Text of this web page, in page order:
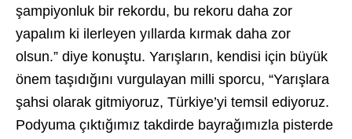
şampiyonluk bir rekordu, bu rekoru daha zor
yapalım ki ilerleyen yıllarda kırmak daha zor
olsun.” diye konuştu. Yarışların, kendisi için büyük
önem taşıdığını vurgulayan milli sporcu, “Yarışlara
şahsi olarak gitmiyoruz, Türkiye’yi temsil ediyoruz.
Podyuma çıktığımız takdirde bayrağımızla pisterde